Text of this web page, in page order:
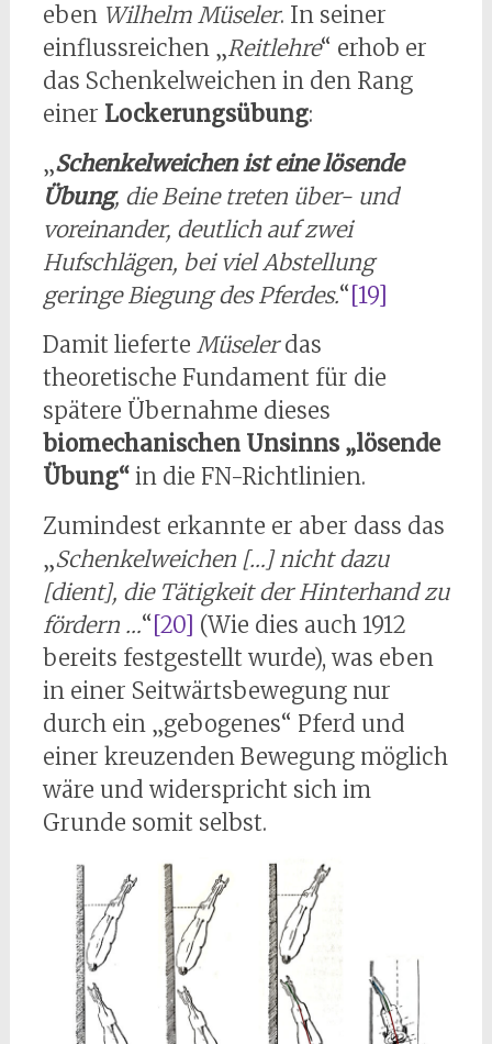
eben Wilhelm Müseler. In seiner
einflussreichen „Reitlehre“ erhob er
das Schenkelweichen in den Rang
einer Lockerungsübung:
„Schenkelweichen ist eine lösende
Übung, die Beine treten über- und
voreinander, deutlich auf zwei
Hufschlägen, bei viel Abstellung
geringe Biegung des Pferdes.“[19]
Damit lieferte Müselerdas
theoretische Fundament für die
spätere Übernahme dieses
biomechanischen Unsinns „lösende
Übung“in die FN-Richtlinien.
Zumindest erkannte er aber dass das
„Schenkelweichen […] nicht dazu
[dient], die Tätigkeit der Hinterhand zu
fördern …“[20] (Wie dies auch 1912
bereits festgestellt wurde), was eben
in einer Seitwärtsbewegung nur
durch ein „gebogenes“ Pferd und
einer kreuzenden Bewegung möglich
wäre und widerspricht sich im
Grunde somit selbst.